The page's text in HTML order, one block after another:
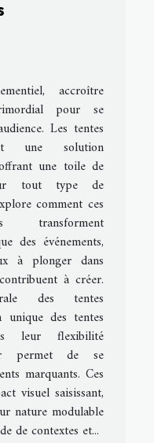
accroître
pour se
Les tentes
une solution
une toile de
tout type de
comment ces
transforment
des événements,
à plonger dans
à créer.
des tentes
unique des tentes
leur flexibilité
permet de se
marquants. Ces
visuel saisissant,
nature modulable
de contextes et...